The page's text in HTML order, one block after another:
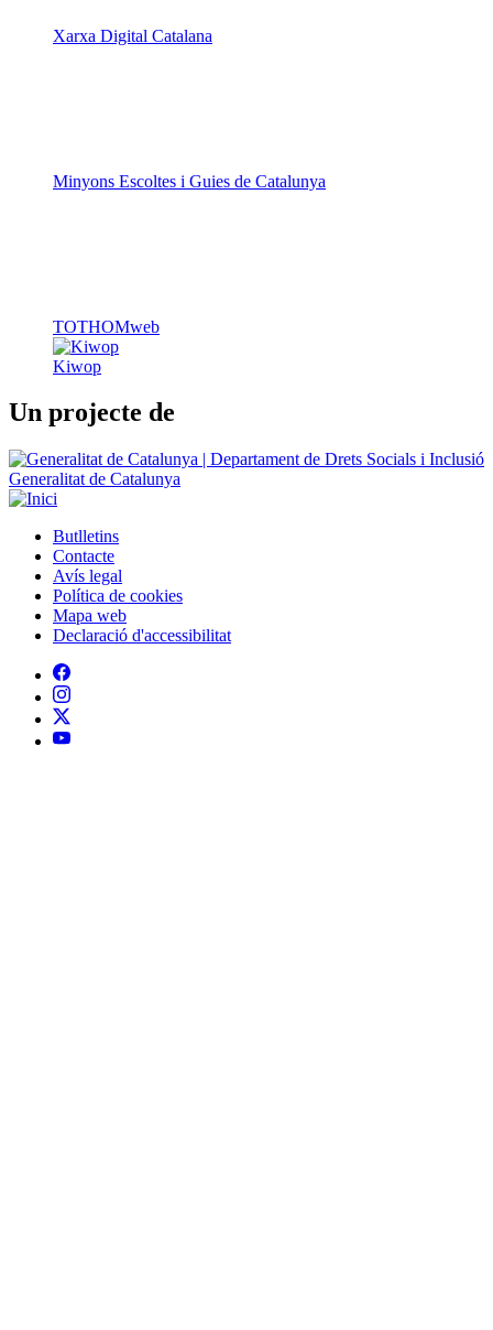
Xarxa Digital Catalana
Minyons Escoltes i Guies de Catalunya
TOTHOMweb
Kiwop
Un projecte de
Generalitat de Catalunya
Peu
Butlletins
Contacte
Avís legal
Política de cookies
Mapa web
Declaració d'accessibilitat